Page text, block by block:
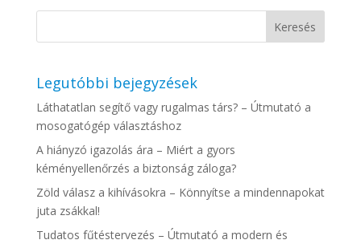
Legutóbbi bejegyzések
Láthatatlan segítő vagy rugalmas társ? – Útmutató a
mosogatógép választáshoz
A hiányzó igazolás ára – Miért a gyors
kéményellenőrzés a biztonság záloga?
Zöld válasz a kihívásokra – Könnyítse a mindennapokat
juta zsákkal!
Tudatos fűtéstervezés – Útmutató a modern és